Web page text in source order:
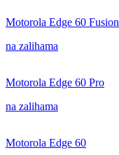
Motorola Edge 60 Fusion
na zalihama
Motorola Edge 60 Pro
na zalihama
Motorola Edge 60